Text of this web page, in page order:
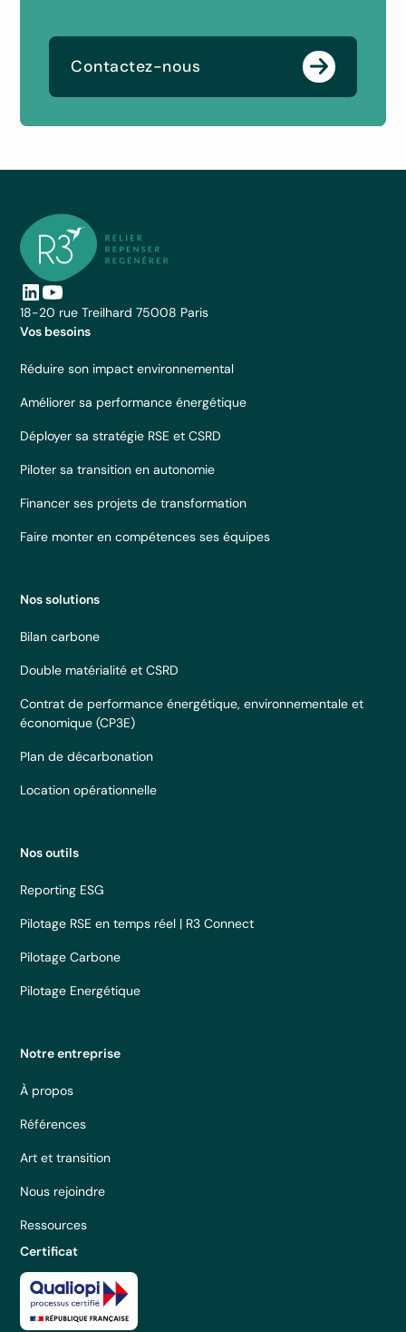
Contactez-nous
18-20 rue Treilhard 75008 Paris
Vos besoins
Réduire son impact environnemental
Améliorer sa performance énergétique
Déployer sa stratégie RSE et CSRD
Piloter sa transition en autonomie
Financer ses projets de transformation
Faire monter en compétences ses équipes
Nos solutions
Bilan carbone
Double matérialité et CSRD
Contrat de performance énergétique, environnementale et
économique (CP3E)
Plan de décarbonation
Location opérationnelle
Nos outils
Reporting ESG
Pilotage RSE en temps réel | R3 Connect
Pilotage Carbone
Pilotage Energétique
Notre entreprise
À propos
Références
Art et transition
Nous rejoindre
Ressources
Certificat